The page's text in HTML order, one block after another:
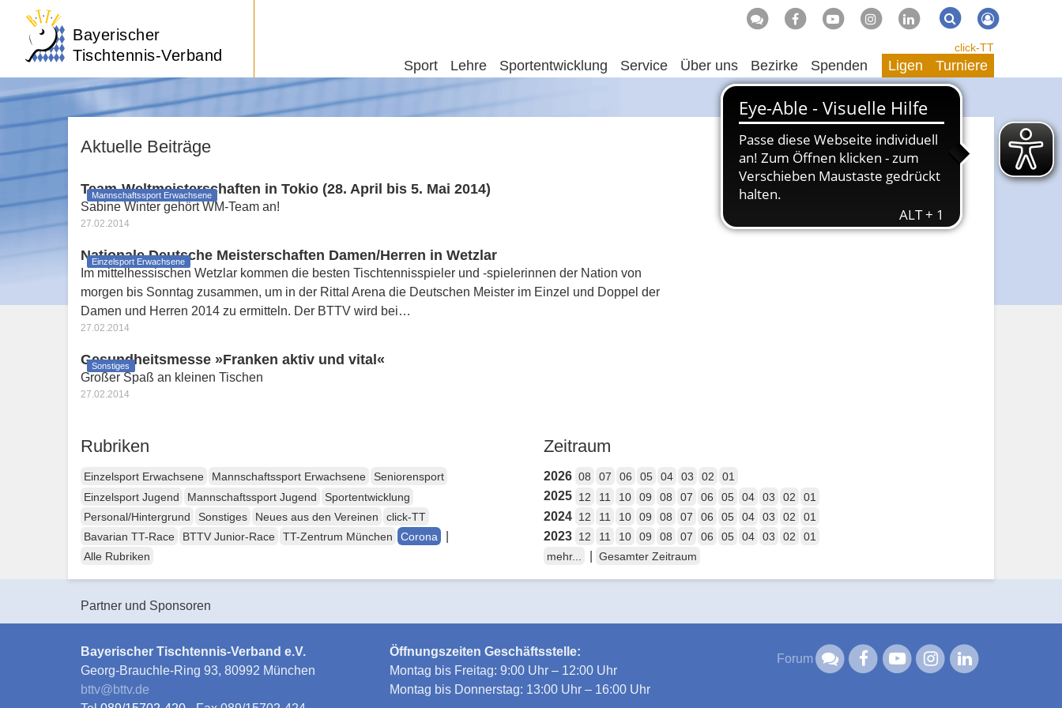
Bayerischer
Tischtennis-Verband
Suche Suchen
Sport Lehre Sportentwicklung Service Über uns Bezirke Spenden
click-TT
Ligen Turniere
Aktuelle Beiträge
Mannschaftssport Erwachsene
Team-Weltmeisterschaften in Tokio (28. April bis 5. Mai 2014)
Sabine Winter gehört WM-Team an!
27.02.2014
Einzelsport Erwachsene
Nationale Deutsche Meisterschaften Damen/Herren in Wetzlar
Im mittelhessischen Wetzlar kommen die besten Tischtennisspieler und -spielerinnen der Nation von
morgen bis Sonntag zusammen, um in der Rittal Arena die Deutschen Meister im Einzel und Doppel der
Damen und Herren 2014 zu ermitteln. Der BTTV wird bei…
27.02.2014
Sonstiges
Gesundheitsmesse »Franken aktiv und vital«
Großer Spaß an kleinen Tischen
27.02.2014
Rubriken
Einzelsport Erwachsene Mannschaftssport Erwachsene
Seniorensport
Einzelsport Jugend
Mannschaftssport Jugend
Sportentwicklung
Personal/Hintergrund
Sonstiges Neues aus den Vereinen
click-TT
Bavarian TT-Race
BTTV Junior-Race TT-Zentrum München Corona
Alle Rubriken
Zeitraum
2026 08 07 06 05 04 03 02 01
2025 12 11 10 09 08 07 06 05 04 03 02 01
2024 12 11 10 09 08 07 06 05 04 03 02 01
2023 12 11 10 09 08 07 06 05 04 03 02
01
mehr...
Gesamter Zeitraum
Partner und Sponsoren
Bayerischer Tischtennis-Verband e.V.
Georg-Brauchle-Ring 93, 80992 München
bttv@bttv.de
Öffnungszeiten Geschäftsstelle:
Montag bis Freitag: 9:00 Uhr – 12:00 Uhr
Montag bis Donnerstag: 13:00 Uhr – 16:00 Uhr
Forum